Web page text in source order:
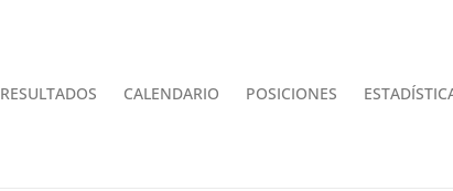
RESULTADOS CALENDARIO POSICIONES